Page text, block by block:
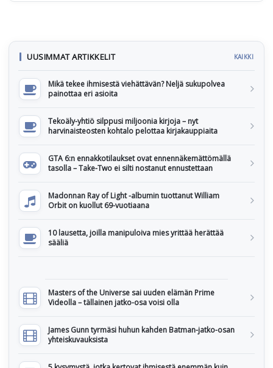
UUSIMMAT ARTIKKELIT KAIKKI
Mikä tekee ihmisestä viehättävän? Neljä sukupolvea
painottaa eri asioita
Tekoäly-yhtiö silppusi miljoonia kirjoja – nyt
harvinaisteosten kohtalo pelottaa kirjakauppiaita
GTA 6:n ennakkotilaukset ovat ennennäkemättömällä
tasolla – Take-Two ei silti nostanut ennustettaan
Madonnan Ray of Light -albumin tuottanut William
Orbit on kuollut 69-vuotiaana
10 lausetta, joilla manipuloiva mies yrittää herättää
sääliä
Masters of the Universe sai uuden elämän Prime
Videolla – tällainen jatko-osa voisi olla
James Gunn tyrmäsi huhun kahden Batman-jatko-osan
yhteiskuvauksista